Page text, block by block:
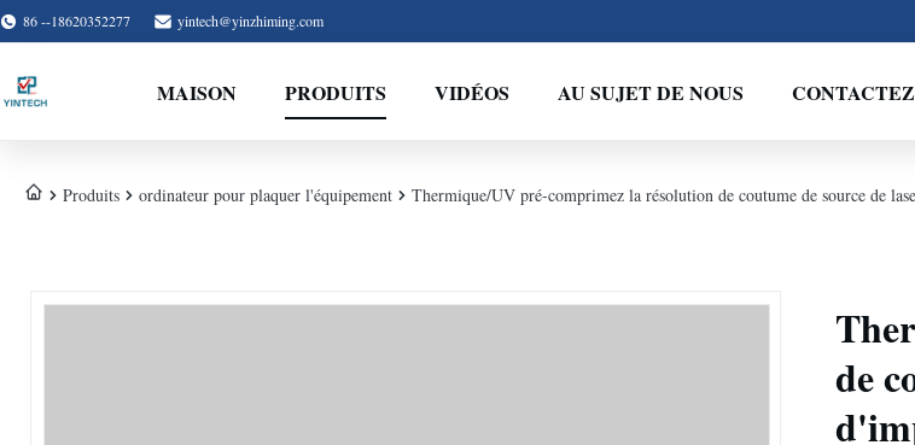
86 --18620352277 yintech@yinzhiming.com
MAISON PRODUITS VIDÉOS AU SUJET DE NOUS
Produits ordinateur pour plaquer l'équipement Thermique/UV pré-comprimez la résolution de coutume de source de
de